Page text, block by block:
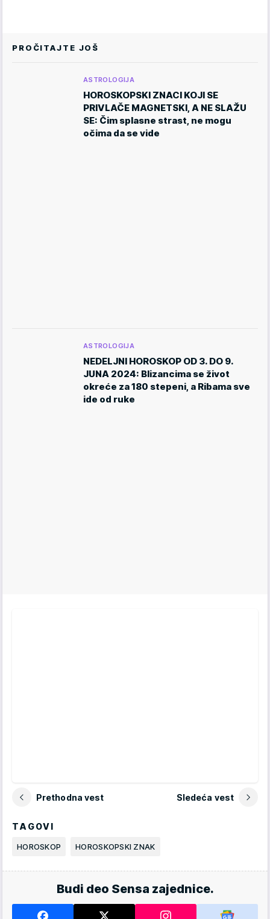
PROČITAJTE JOŠ
ASTROLOGIJA
HOROSKOPSKI ZNACI KOJI SE
PRIVLAČE MAGNETSKI, A NE SLAŽU
SE: Čim splasne strast, ne mogu
očima da se vide
ASTROLOGIJA
NEDELJNI HOROSKOP OD 3. DO 9.
JUNA 2024: Blizancima se život
okreće za 180 stepeni, a Ribama sve
ide od ruke
Prethodna vest Sledeća vest
TAGOVI
HOROSKOP HOROSKOPSKI ZNAK
Budi deo Sensa zajednice.